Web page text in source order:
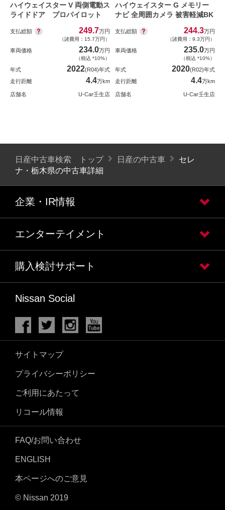
ハイウェイスター V 両側電動ス
ライドドア プロパイロット
支払総額 249.7万円
（諸費用：15.7万円）
車両価格 234.0万円
（税込 *10%）
年式 2022(R04)年式
走行距離
4.4万km
店舗名 U-Car壬生店
ハイウェイスター G メモリー
ナビ 全周囲カメラ 被害軽減BK
支払総額 244.3万円
（諸費用：9.3万円）
車両価格 235.0万円
（税込 *10%）
年式 2020(R02)年式
走行距離
4.4万km
店舗名 U-Car壬生店
日産中古車検索 トップ 日産の中古車
セレ
ナ・栃木県の中古車詳細
企業・IR情報
エンターテイメント
購入検討サポート
Nissan Social
サイトマップ
プライバシーポリシー
ご利用にあたって
リコール情報
FAQ/お問い合わせ
ENGLISH
本ページへのご意見
© Nissan 2019